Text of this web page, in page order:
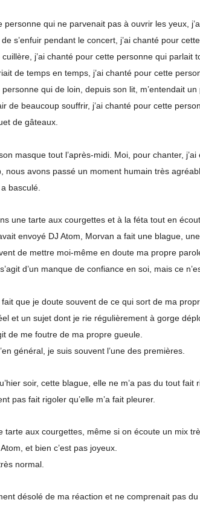
personne qui ne parvenait pas à ouvrir les yeux,
s’enfuir pendant le concert, j’ai chanté pour
j’ai chanté pour cette personne qui parlait
de temps en temps, j’ai chanté pour cette
personne qui de loin, depuis son lit, m’entendait
de beaucoup souffrir, j’ai chanté pour cette
de gâteaux.
masque tout l’après-midi. Moi, pour chanter, j’ai
nous avons passé un moment humain très
basculé.
une tarte aux courgettes et à la féta tout en
envoyé DJ Atom, Morvan a fait une blague,
de mettre moi-même en doute ma propre
d’un manque de confiance en soi, mais ce
que je doute souvent de ce qui sort de ma
et un sujet dont je rie régulièrement à gorge
de me foutre de ma propre gueule.
général, je suis souvent l’une des premières.
soir, cette blague, elle ne m’a pas du tout fait
pas fait rigoler qu’elle m’a fait pleurer.
tarte aux courgettes, même si on écoute un mix
et bien c’est pas joyeux.
normal.
désolé de ma réaction et ne comprenait pas